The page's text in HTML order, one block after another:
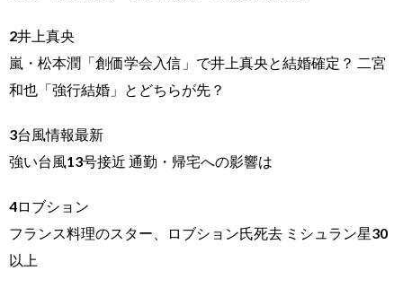
2井上真央
嵐・松本潤「創価学会入信」で井上真央と結婚確定？ 二宮
和也「強行結婚」とどちらが先？
3台風情報最新
強い台風13号接近 通勤・帰宅への影響は
4ロブション
フランス料理のスター、ロブション氏死去 ミシュラン星30
以上